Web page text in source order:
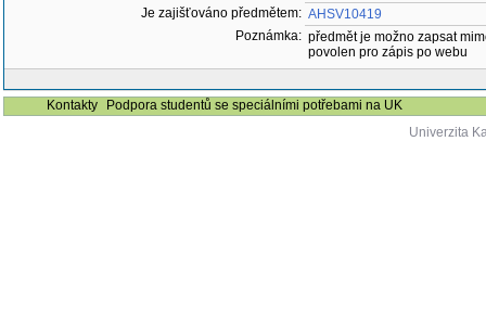
Je zajišťováno předmětem: AHSV10419
Poznámka: předmět je možno zapsat
povolen pro zápis po webu
Kontakty
Podpora studentů se speciálními potřebami na UK
Univerzita